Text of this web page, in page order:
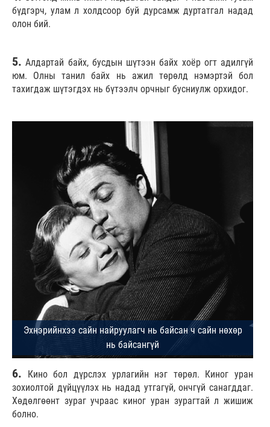
бүдгэрч, улам л холдсоор буй дурсамж дуртатгал надад
олон бий.
5. Алдартай байх, бусдын шүтээн байх хоёр огт адилгүй
юм. Олны танил байх нь ажил төрөлд нэмэртэй бол
тахигдаж шүтэгдэх нь бүтээлч орчныг бусниулж орхидог.
6. Кино бол дүрслэх урлагийн нэг төрөл. Киног уран
зохиолтой дүйцүүлэх нь надад утгагүй, ончгүй санагддаг.
Хөдөлгөөнт зураг учраас киног уран зурагтай л жишиж
болно.